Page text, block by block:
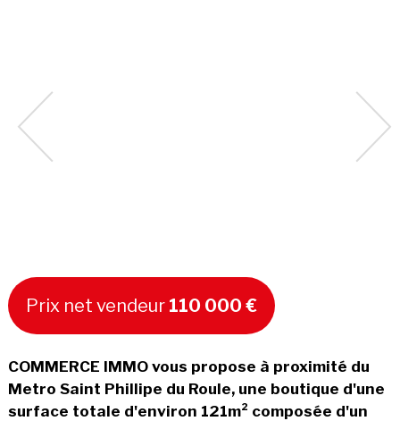
Prix net vendeur 110 000 €
COMMERCE IMMO vous propose à proximité du
Metro Saint Phillipe du Roule, une boutique d'une
surface totale d'environ 121m² composée d'un